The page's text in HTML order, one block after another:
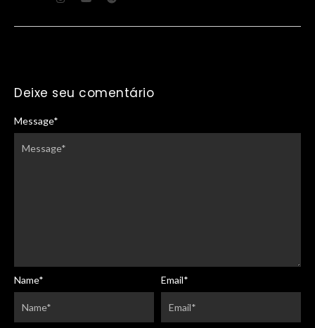
Deixe seu comentário
Message*
Name* Email*